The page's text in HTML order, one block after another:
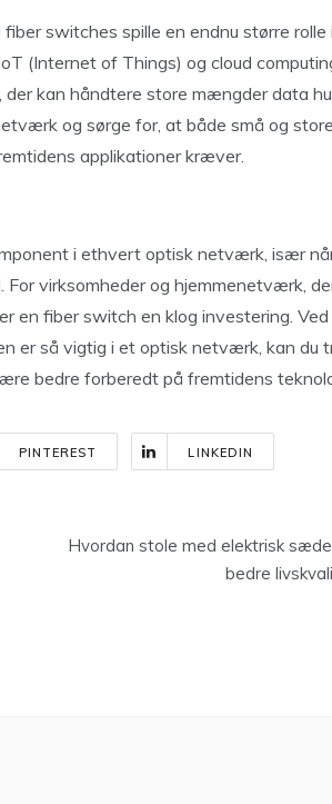
switches spille en endnu større rolle
(Internet of Things) og cloud
kan håndtere store mængder data
og sørge for, at både små og
applikationer kræver.
i ethvert optisk netværk, især
For virksomheder og hjemmenetværk,
en fiber switch en klog investering.
er så vigtig i et optisk netværk, kan du
bedre forberedt på fremtidens
PINTEREST LINKEDIN
Hvordan stole med elektrisk
bedre